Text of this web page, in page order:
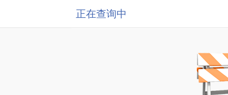
正在查询中